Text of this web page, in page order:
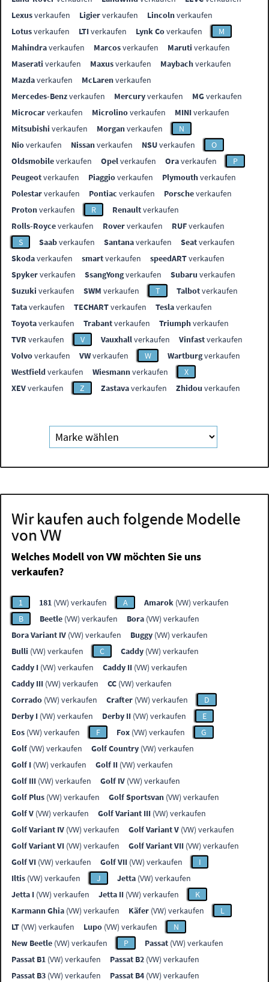
Lexusverkaufen Ligierverkaufen Lincolnverkaufen
Lotusverkaufen LTIverkaufen Lynk Coverkaufen
M
Mahindraverkaufen Marcosverkaufen Maruti verkaufen
Maserati verkaufen Maxusverkaufen Maybachverkaufen
Mazdaverkaufen McLarenverkaufen
Mercedes-Benzverkaufen Mercuryverkaufen MGverkaufen
Microcarverkaufen Microlinoverkaufen MINIverkaufen
Mitsubishi verkaufen Morganverkaufen
N
Nioverkaufen Nissanverkaufen NSUverkaufen
O
Oldsmobileverkaufen Opelverkaufen Oraverkaufen
P
Peugeotverkaufen Piaggioverkaufen Plymouthverkaufen
Polestarverkaufen Pontiac verkaufen Porscheverkaufen
Protonverkaufen R Renaultverkaufen
Rolls-Royceverkaufen Roververkaufen RUFverkaufen
S
Saabverkaufen Santanaverkaufen Seatverkaufen
Skodaverkaufen smartverkaufen speedARTverkaufen
Spykerverkaufen SsangYongverkaufen Subaru verkaufen
Suzuki verkaufen SWM verkaufen T Talbotverkaufen
Tataverkaufen TECHARTverkaufen Teslaverkaufen
Toyotaverkaufen Trabantverkaufen Triumphverkaufen
TVR verkaufen V Vauxhallverkaufen Vinfastverkaufen
Volvoverkaufen VWverkaufen W Wartburgverkaufen
Westfieldverkaufen Wiesmannverkaufen
X
XEVverkaufen Z Zastavaverkaufen Zhidou verkaufen
Wir kaufen auch folgende Modelle
von VW
Welches Modell von VW möchten Sie uns
verkaufen?
1 181 (VW) verkaufen A Amarok (VW) verkaufen
B
Beetle (VW) verkaufen Bora (VW) verkaufen
Bora Variant IV (VW) verkaufen Buggy (VW) verkaufen
Bulli (VW) verkaufen C Caddy (VW) verkaufen
Caddy I (VW) verkaufen Caddy II (VW) verkaufen
Caddy III (VW) verkaufen CC (VW) verkaufen
Corrado (VW) verkaufen Crafter (VW) verkaufen
D
Derby I (VW) verkaufen Derby II (VW) verkaufen
E
Eos (VW) verkaufen F Fox (VW) verkaufen
G
Golf (VW) verkaufen Golf Country (VW) verkaufen
Golf I (VW) verkaufen Golf II (VW) verkaufen
Golf III (VW) verkaufen Golf IV (VW) verkaufen
Golf Plus (VW) verkaufen Golf Sportsvan (VW) verkaufen
Golf V (VW) verkaufen Golf Variant III (VW) verkaufen
Golf Variant IV (VW) verkaufen Golf Variant V (VW) verkaufen
Golf Variant VI (VW) verkaufen Golf Variant VII (VW) verkaufen
Golf VI (VW) verkaufen Golf VII (VW) verkaufen
I
Iltis (VW) verkaufen J Jetta (VW) verkaufen
Jetta I (VW) verkaufen Jetta II (VW) verkaufen
K
Karmann Ghia (VW) verkaufen Käfer (VW) verkaufen
L
LT (VW) verkaufen Lupo (VW) verkaufen
N
New Beetle (VW) verkaufen P Passat (VW) verkaufen
Passat B1 (VW) verkaufen Passat B2 (VW) verkaufen
Passat B3 (VW) verkaufen Passat B4 (VW) verkaufen